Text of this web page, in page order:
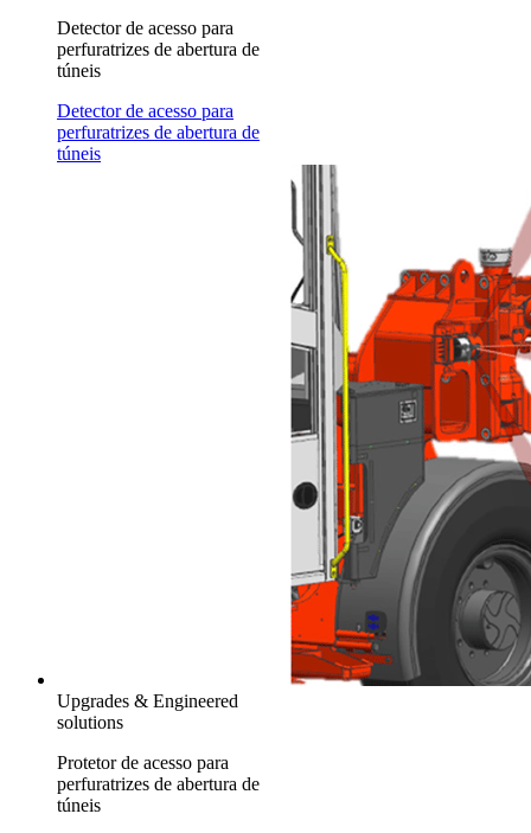
Detector de acesso para
perfuratrizes de abertura de
túneis
Detector de acesso para
perfuratrizes de abertura de
túneis
Upgrades & Engineered
solutions
Protetor de acesso para
perfuratrizes de abertura de
túneis